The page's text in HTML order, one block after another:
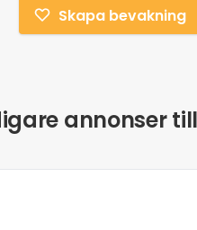
Skapa bevakning
annonser